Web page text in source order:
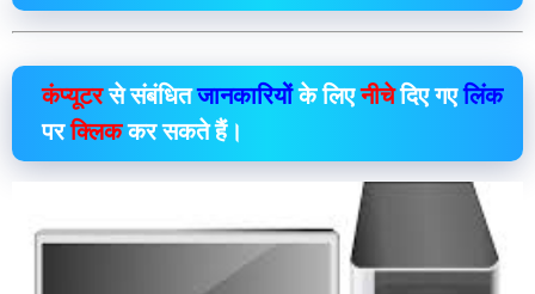
कंप्यूटरसे संबंधितजानकारियोंके लिएनीचेदिए गएलिंक
परक्लिककर सकते हैं।